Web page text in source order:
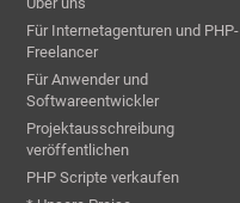
Für Internetagenturen und PHP-
Freelancer
Für Anwender und
Softwareentwickler
Projektausschreibung
veröffentlichen
PHP Scripte verkaufen